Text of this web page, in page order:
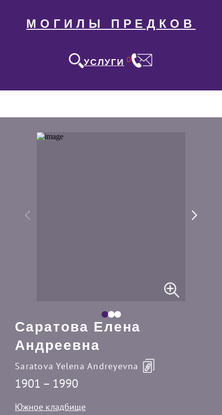
МОГИЛЫ ПРЕДКОВ
УСЛУГИ 0
Саратова Елена
Андреевна
Saratova Yelena Andreyevna
1901 – 1990
Южное кладбище